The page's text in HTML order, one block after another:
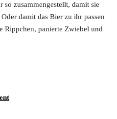
so zusammengestellt, damit sie
damit das Bier zu ihr passen
Rippchen, panierte Zwiebel und